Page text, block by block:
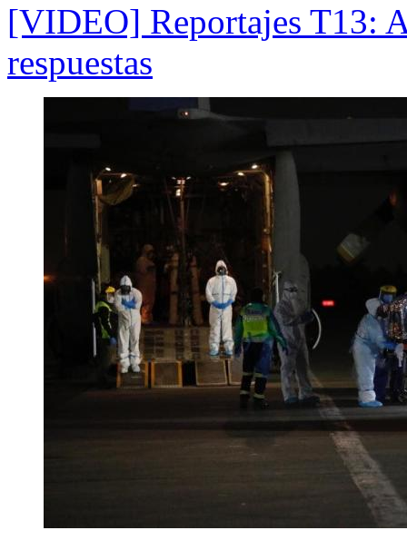
[VIDEO] Reportajes T13:
respuestas